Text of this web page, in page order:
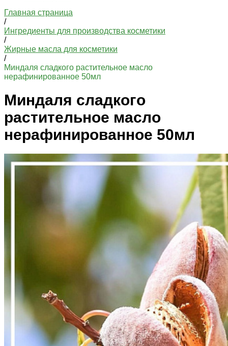
Главная страница
/
Ингредиенты для производства косметики
/
Жирные масла для косметики
/
Миндаля сладкого растительное масло
нерафинированное 50мл
Миндаля сладкого
растительное масло
нерафинированное 50мл